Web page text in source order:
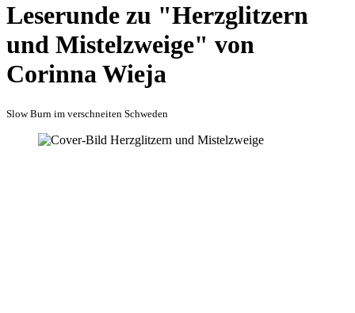
Leserunde zu "Herzglitzern
und Mistelzweige" von
Corinna Wieja
Slow Burn im verschneiten Schweden